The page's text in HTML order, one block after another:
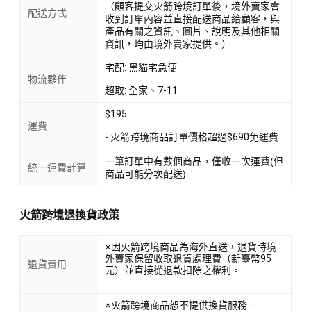
配送方式
（顧客提交火箭跨境訂單後，境外賣家會
收到訂單內容並直接配送商品給顧客，與
產品有關之資訊、圖片、說明及其他相關
資訊，均由境外賣家提供。）
物流夥伴
宅配: 黑貓宅急便
超取: 全家、7-11
運費
$195
- 火箭跨境商品訂單價格超過$690免運費
統一運費計算
一筆訂單中有數個商品，僅收一次運費(但
商品可能分次配送)
火箭跨境退換貨政策
退貨費用
※因火箭跨境商品為海外直送，退貨時境
外賣家保留收取退貨處理費（新臺幣95
元）並直接從退款扣除之權利。
※火箭跨境商品恕不提供換貨服務。